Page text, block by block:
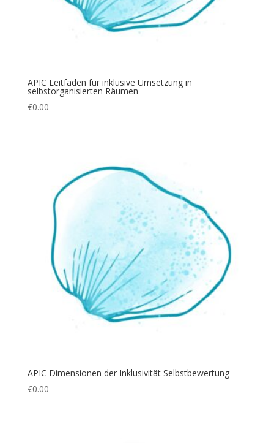
APIC Leitfaden für inklusive Umsetzung in
selbstorganisierten Räumen
€0.00
APIC Dimensionen der Inklusivität Selbstbewertung
€0.00